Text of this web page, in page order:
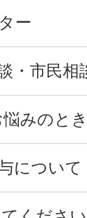
ー
・市民相
みのと
について